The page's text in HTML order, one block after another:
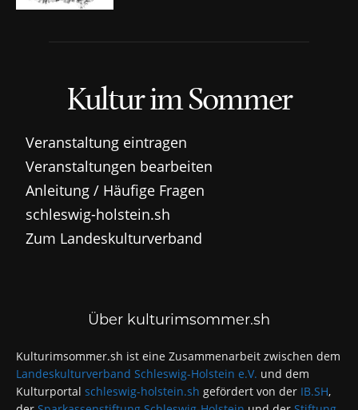
Kultur im Sommer
Veranstaltung eintragen
Veranstaltungen bearbeiten
Anleitung / Häufige Fragen
schleswig-holstein.sh
Zum Landeskulturverband
Über kulturimsommer.sh
Kulturimsommer.sh ist eine Zusammenarbeit zwischen dem
Landeskulturverband Schleswig-Holstein e.V. und dem
Kulturportal schleswig-holstein.sh gefördert von der IB.SH,